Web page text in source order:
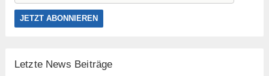
Letzte News Beiträge